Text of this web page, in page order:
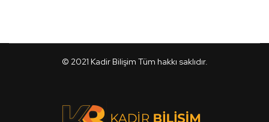
© 2021 Kadir Bilişim Tüm hakkı saklıdır.